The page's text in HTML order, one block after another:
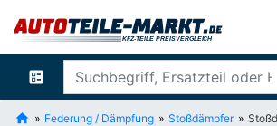
ballot
Federung / Dämpfung Stoßdämpfer